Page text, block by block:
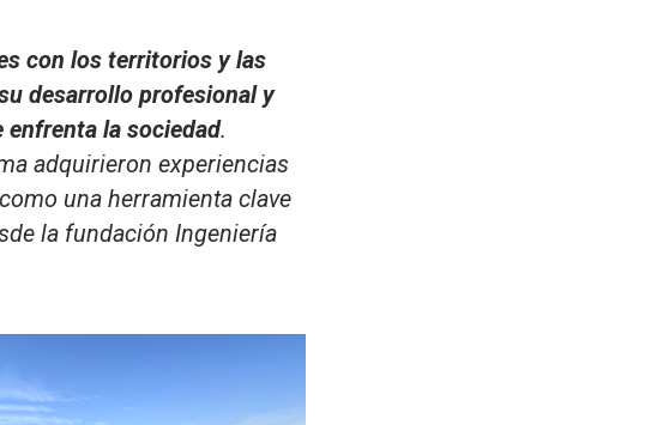
con los territorios y las
desarrollo profesional y
la sociedad.
adquirieron experiencias
una herramienta clave
la fundación Ingeniería